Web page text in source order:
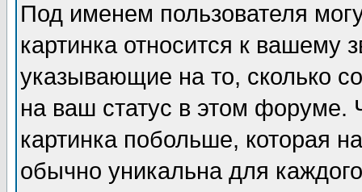
Под именем пользователя
картинка относится к вашему
указывающие на то, сколько
на ваш статус в этом форуме.
картинка побольше, которая
обычно уникальна для